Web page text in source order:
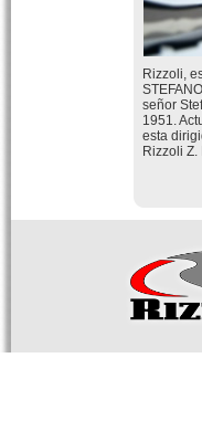
Rizzoli,
señor
1951.
esta
Rizzoli Z.